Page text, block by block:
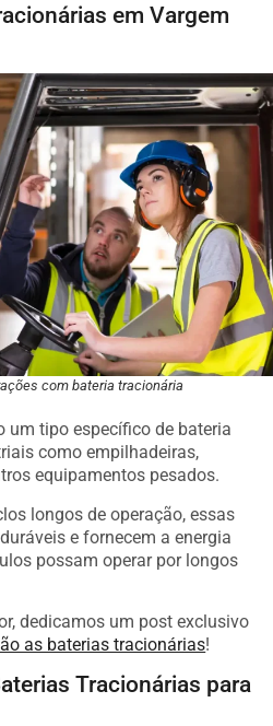
em Vargem
com bateria tracionária
um tipo específico de bateria
como empilhadeiras,
equipamentos pesados.
longos de operação, essas
e fornecem a energia
possam operar por longos
dedicamos um post exclusivo
as baterias tracionárias!
Tracionárias para